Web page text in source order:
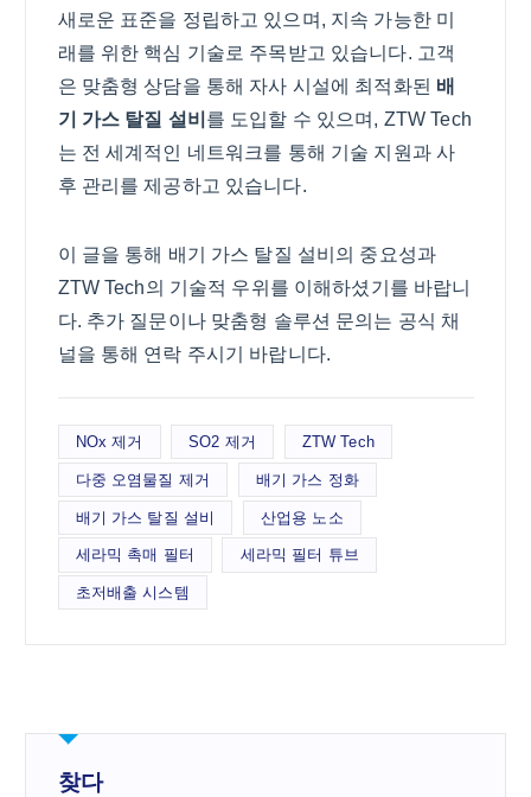
새로운 표준을 정립하고 있으며, 지속 가능한 미
래를 위한 핵심 기술로 주목받고 있습니다. 고객
은 맞춤형 상담을 통해 자사 시설에 최적화된 배
기 가스 탈질 설비 를 도입할 수 있으며, ZTW Tech
는 전 세계적인 네트워크를 통해 기술 지원과 사
후 관리를 제공하고 있습니다.
이 글을 통해 배기 가스 탈질 설비의 중요성과
ZTW Tech의 기술적 우위를 이해하셨기를 바랍니
다. 추가 질문이나 맞춤형 솔루션 문의는 공식 채
널을 통해 연락 주시기 바랍니다.
NOx 제거 SO2 제거 ZTW Tech
다중 오염물질 제거 배기 가스 정화
배기 가스 탈질 설비 산업용 노소
세라믹 촉매 필터 세라믹 필터 튜브
초저배출 시스템
찾다